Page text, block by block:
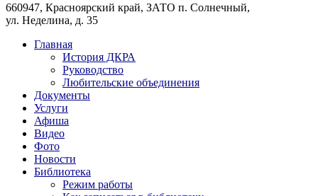
660947, Красноярский край, ЗАТО п. Солнечный,
ул. Неделина, д. 35
Главная
История ДКРА
Руководство
Любительские объединения
Документы
Услуги
Афиша
Видео
Фото
Новости
Библиотека
Режим работы